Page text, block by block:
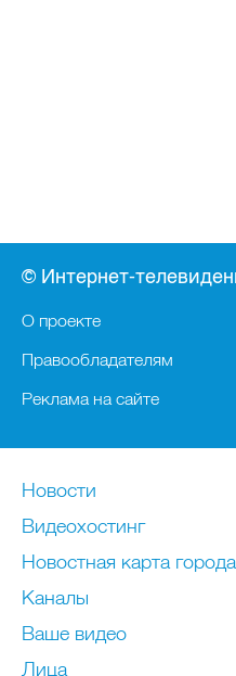
© Интернет-
О проекте
Правообладателям
Реклама на сайте
Новости
Видеохостинг
Новостная карта города
Каналы
Ваше видео
Лица